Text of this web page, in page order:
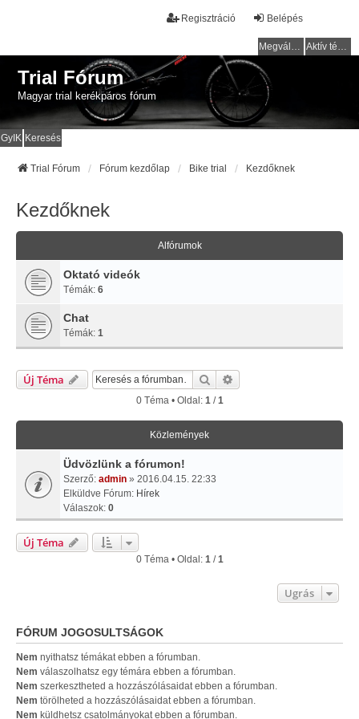
Belépés
Regisztráció
Megválaszolatlan témák Aktív témák
Trial Fórum
Magyar trial kerékpáros fórum
GyIK Keresés
Trial Fórum Fórum kezdőlap Bike trial Kezdőknek
Kezdőknek
Alfórumok
Oktató videók
Témák: 6
Chat
Témák: 1
Új Téma Keresés
0 Téma • Oldal: 1 /1
Közlemények
Üdvözlünk a fórumon!
Szerző: admin » 2016.04.15. 22:33
Elküldve Fórum: Hírek
Válaszok: 0
Új Téma
0 Téma • Oldal: 1 /1
Ugrás
FÓRUM JOGOSULTSÁGOK
Nem nyithatsz témákat ebben a fórumban.
Nem válaszolhatsz egy témára ebben a fórumban.
Nem szerkesztheted a hozzászólásaidat ebben a fórumban.
Nem törölheted a hozzászólásaidat ebben a fórumban.
Nem küldhetsz csatolmányokat ebben a fórumban.